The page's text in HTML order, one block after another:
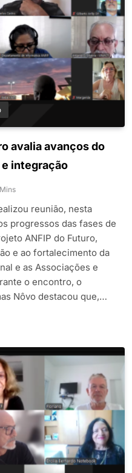
avalia avanços do
integração
reunião, nesta
progressos das fases de
ANFIP do Futuro,
e ao fortalecimento da
e as Associações e
o encontro, o
Nôvo destacou que,…